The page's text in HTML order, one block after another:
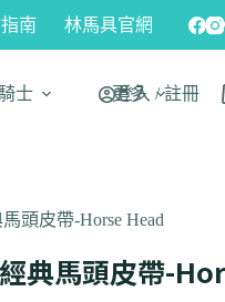
南 林馬具官網
士 更多
登入 / 註冊
頭皮帶-Horse Head
典馬頭皮帶-